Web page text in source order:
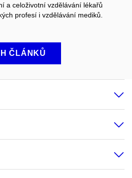
a celoživotní vzdělávání lékařů
profesí i vzdělávání mediků.
ČLÁNKŮ